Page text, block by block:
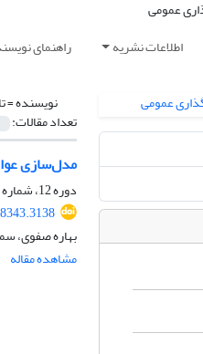
اطلاعات نشریه راهنمای
نویسنده =
تعداد مقالات:
مدل‌سازی
دوره 12، شماره 44، پاییز 1401، صفحه
بهاره صفوی،
مشاهده مقاله